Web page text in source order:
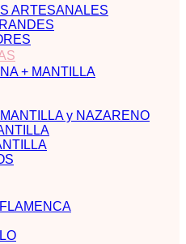
ARTESANALES
+ MANTILLA
y NAZARENO